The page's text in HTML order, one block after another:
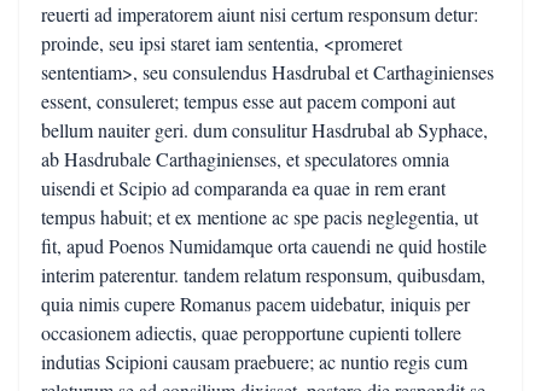
reuerti ad imperatorem aiunt nisi certum responsum detur:
proinde, seu ipsi staret iam sententia, <promeret
sententiam>, seu consulendus Hasdrubal et Carthaginienses
essent, consuleret; tempus esse aut pacem componi aut
bellum nauiter geri. dum consulitur Hasdrubal ab Syphace,
ab Hasdrubale Carthaginienses, et speculatores omnia
uisendi et Scipio ad comparanda ea quae in rem erant
tempus habuit; et ex mentione ac spe pacis neglegentia, ut
fit, apud Poenos Numidamque orta cauendi ne quid hostile
interim paterentur. tandem relatum responsum, quibusdam,
quia nimis cupere Romanus pacem uidebatur, iniquis per
occasionem adiectis, quae peropportune cupienti tollere
indutias Scipioni causam praebuere; ac nuntio regis cum